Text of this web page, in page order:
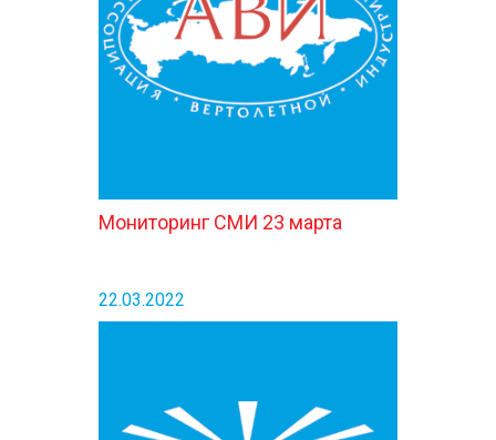
КОНТАКТЫ
Мониторинг СМИ 23 марта
22.03.2022